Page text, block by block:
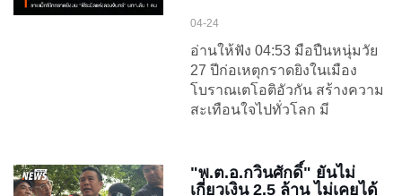
04-24
อ่านให้ฟัง 04:53 มือปืนหนุ่มวัย
27 ปีก่อเหตุกราดยิงในเมือง
โบราณเตโอติอัวกัน สร้างความ
สะเทือนใจไปทั่วโลก มี
"พ.ต.อ.กวินศักดิ์" ยันไม่
เกี่ยวเงิน 2.5 ล้าน ไม่เคยได้